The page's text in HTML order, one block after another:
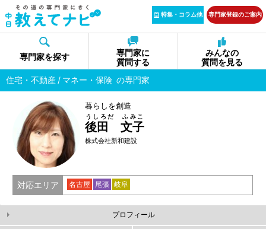
特集・コラム他 専門家登録のご案内
専門家を探す
専門家に
質問する
みんなの
質問を見る
住宅・不動産
マネー・保険 の専門家
暮らしを創造
後田 文子
うしろだ ふみこ
株式会社新和建設
対応エリア 名古屋 尾張 岐阜
プロフィール